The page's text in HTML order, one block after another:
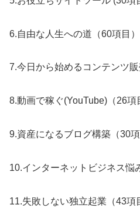
6.自由な人生への道（60項目）
7.今日から始めるコンテンツ販
8.動画で稼ぐ(YouTube)（26項
9.資産になるブログ構築（30項
10.インターネットビジネス悩
11.失敗しない独立起業（43項